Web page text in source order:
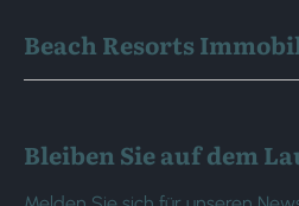
Beach Resorts
Bleiben Sie auf dem